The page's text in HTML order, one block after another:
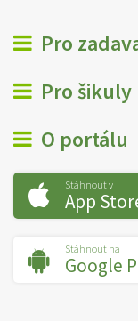
Pro
Pro šikuly
O portálu
Stáhnout v
App
Stáhnout na
Google